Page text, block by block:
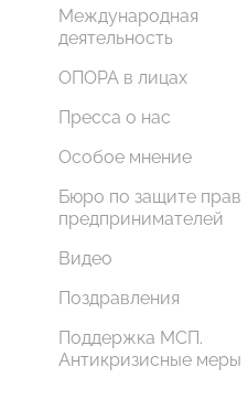
Международная
деятельность
ОПОРА в лицах
Пресса о нас
Особое мнение
Бюро по защите прав
предпринимателей
Видео
Поздравления
Поддержка МСП.
Антикризисные меры